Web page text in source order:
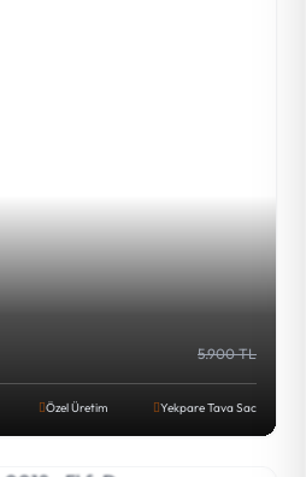
5.900 TL
Özel Üretim Yekpare Tava Sac